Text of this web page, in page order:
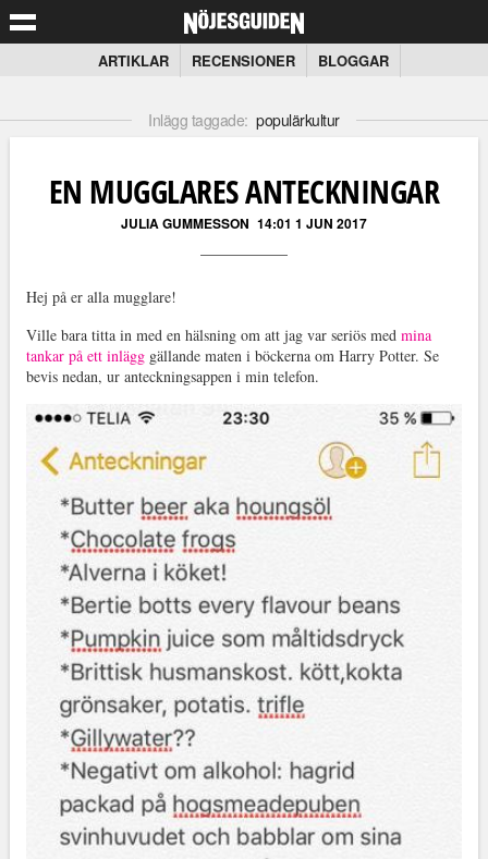
ARTIKLAR RECENSIONER BLOGGAR
Inlägg taggade: populärkultur
EN MUGGLARES ANTECKNINGAR
JULIA GUMMESSON 14:01 1 JUN 2017
Hej på er alla mugglare!
Ville bara titta in med en hälsning om att jag var seriös med mina
tankar på ett inlägggällande maten i böckerna om Harry Potter. Se
bevis nedan, ur anteckningsappen i min telefon.